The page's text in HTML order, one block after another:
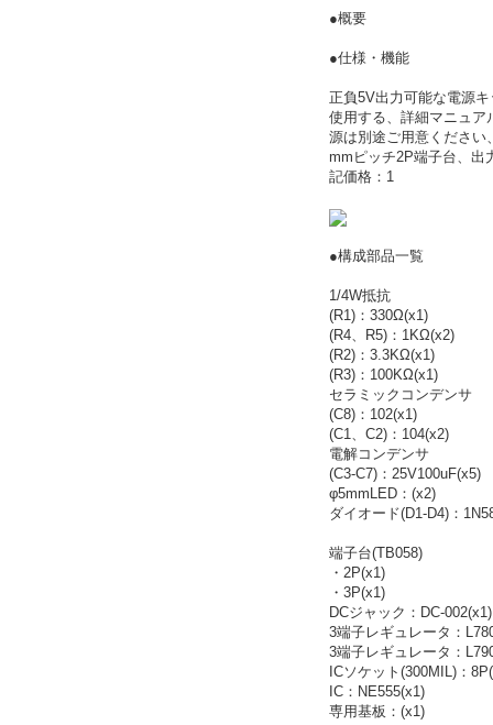
●概要
●仕様・機能
正負5V出力可能な電源
使用する、詳細マニュア
源は別途ご用意ください
mmピッチ2P端子台、出
記価格：1
●構成部品一覧
1/4W抵抗
(R1)：330Ω(x1)
(R4、R5)：1KΩ(x2)
(R2)：3.3KΩ(x1)
(R3)：100KΩ(x1)
セラミックコンデンサ
(C8)：102(x1)
(C1、C2)：104(x2)
電解コンデンサ
(C3-C7)：25V100uF(x5)
φ5mmLED：(x2)
ダイオード(D1-D4)：
端子台(TB058)
・2P(x1)
・3P(x1)
DCジャック：DC-002(x1)
3端子レギュレータ：
3端子レギュレータ：
ICソケット(300MIL)：
IC：NE555(x1)
専用基板：(x1)